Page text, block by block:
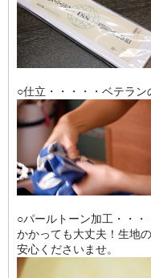
○仕立・・・・・ベテラン
○パールトーン加工・・
かかっても大丈夫！生地
安心くださいませ。